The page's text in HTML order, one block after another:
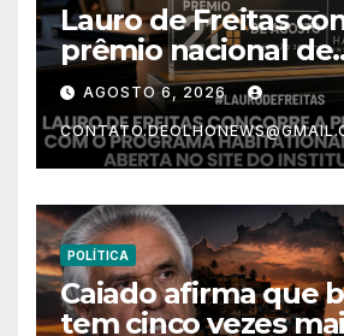
Lauro de Freitas
prêmio nacional de
habitação com o
Rebocado”;
aberta
AGOSTO 6, 2026
POLÍTICA
Caiado afirma que
tem cinco vezes